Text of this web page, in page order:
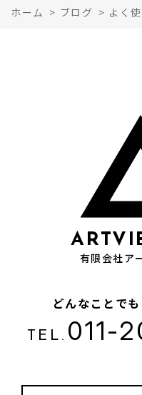
ホーム > ブログ > よく
有限会社ア
どんなことで
TEL. 011-